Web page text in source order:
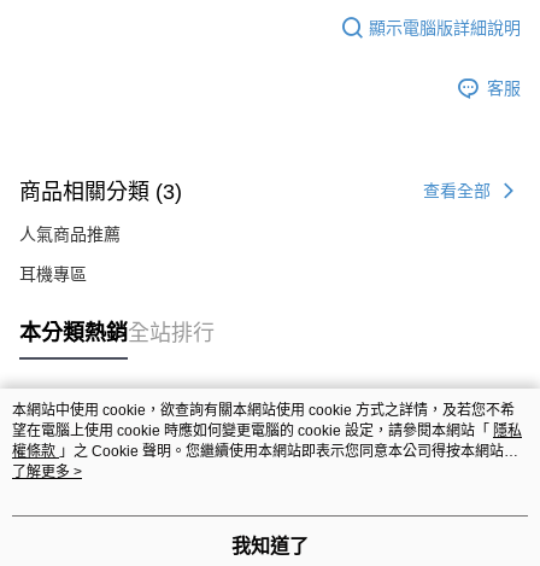
顯示電腦版詳細說明
客服
商品相關分類 (3) 查看全部
人氣商品推薦
耳機專區
本分類熱銷全站排行
熱門標籤
本網站中使用 cookie，欲查詢有關本網站使用 cookie 方式之詳情，及若您不希
望在電腦上使用 cookie 時應如何變更電腦的 cookie 設定，請參閱本網站「 隱私
權條款 」之 Cookie 聲明。您繼續使用本網站即表示您同意本公司得按本網站使
用條款之 Cookie 聲明使用 cookie。
了解更多 >
我知道了